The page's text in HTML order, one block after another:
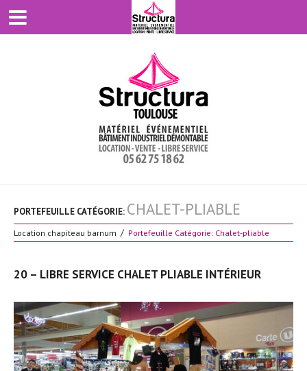
PORTEFEUILLE CATÉGORIE: CHALET-PLIABLE
Location chapiteau barnum Portefeuille Catégorie: Chalet-pliable
20 – LIBRE SERVICE CHALET PLIABLE INTÉRIEUR